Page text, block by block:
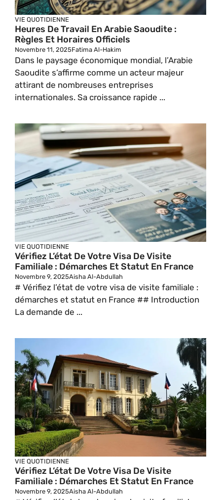
VIE QUOTIDIENNE
Heures De Travail En Arabie Saoudite :
Règles Et Horaires Officiels
Novembre 11, 2025Fatima Al-Hakim
Dans le paysage économique mondial, l’Arabie
Saoudite s’affirme comme un acteur majeur
attirant de nombreuses entreprises
internationales. Sa croissance rapide ...
VIE QUOTIDIENNE
Vérifiez L’état De Votre Visa De Visite
Familiale : Démarches Et Statut En France
Novembre 9, 2025Aisha Al-Abdullah
# Vérifiez l’état de votre visa de visite familiale :
démarches et statut en France ## Introduction
La demande de ...
VIE QUOTIDIENNE
Vérifiez L’état De Votre Visa De Visite
Familiale : Démarches Et Statut En France
Novembre 9, 2025Aisha Al-Abdullah